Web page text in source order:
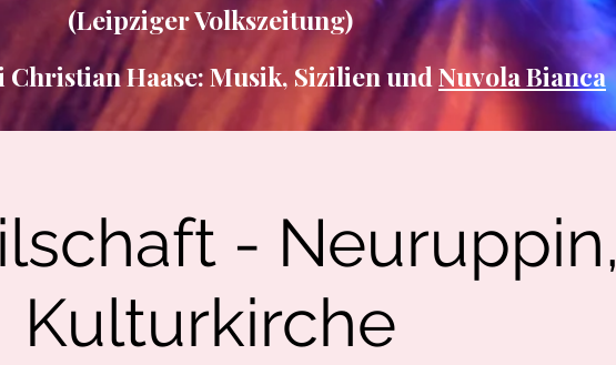
(Leipziger Volkszeitung)
Haase: Musik, Sizilien undNuvola Bianca
- Neuruppin,
Kulturkirche